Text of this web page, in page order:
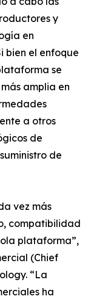
y
en
bien el enfoque
se
amplia en
a otros
de
de
vez más
compatibilidad
plataforma”,
(Chief
“La
ha